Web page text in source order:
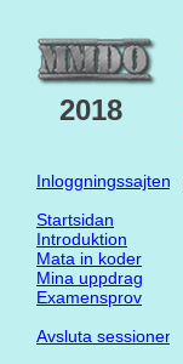
2018
Inloggningssajten
Startsidan
Introduktion
Mata in koder
Mina uppdrag
Examensprov
Avsluta sessionen